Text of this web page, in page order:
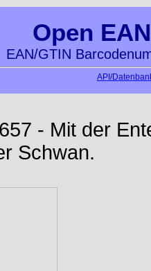
Open
EAN/GTIN
API/
- Mit der
Schwan.